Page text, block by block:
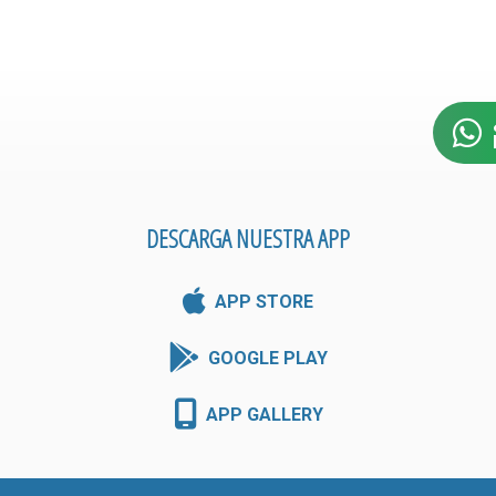
DESCARGA NUESTRA APP
APP STORE
GOOGLE PLAY
APP GALLERY